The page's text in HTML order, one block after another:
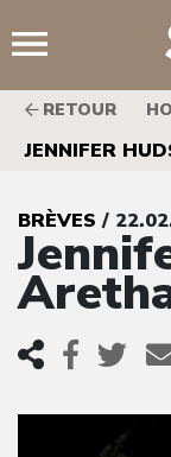
RETOUR
JENNIFER
BRÈVES /